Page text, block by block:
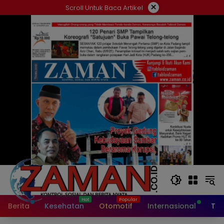
ke
Scroll Untuk Baca Artikel ×
Berita Kesehatan Otomotif Internasional